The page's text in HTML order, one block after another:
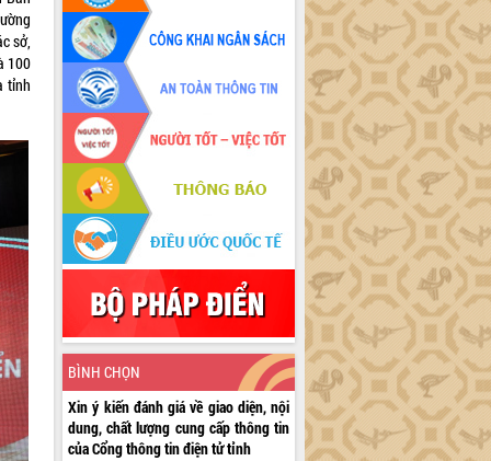
sở,
100
tỉnh
BÌNH CHỌN
Xin ý kiến đánh giá về giao diện, nội
dung, chất lượng cung cấp thông tin
của Cổng thông tin điện tử tỉnh